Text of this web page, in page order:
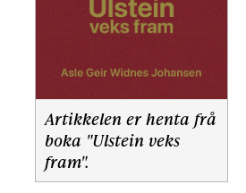
Artikkelen er henta frå
boka "Ulstein veks
fram".